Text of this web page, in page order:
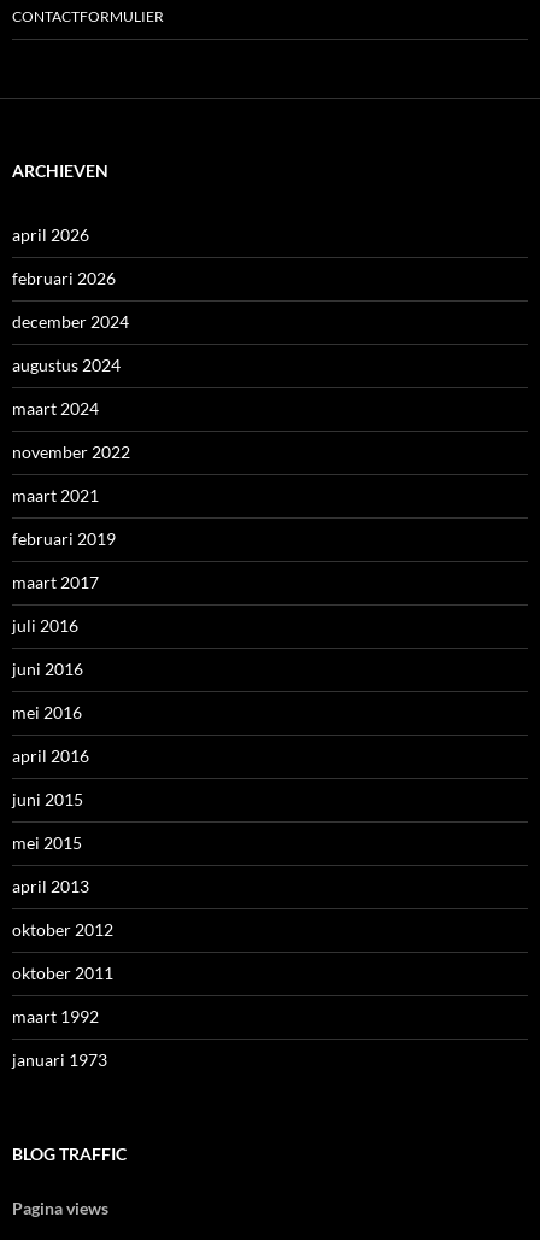
CONTACTFORMULIER
ARCHIEVEN
april 2026
februari 2026
december 2024
augustus 2024
maart 2024
november 2022
maart 2021
februari 2019
maart 2017
juli 2016
juni 2016
mei 2016
april 2016
juni 2015
mei 2015
april 2013
oktober 2012
oktober 2011
maart 1992
januari 1973
BLOG TRAFFIC
Pagina views